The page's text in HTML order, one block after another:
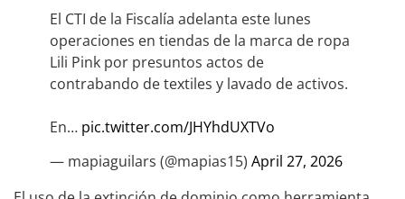
El CTI de la Fiscalía adelanta este lunes
operaciones en tiendas de la marca de ropa
Lili Pink por presuntos actos de
contrabando de textiles y lavado de activos.
En… pic.twitter.com/JHYhdUXTVo
— mapiaguilars (@mapias15) April 27, 2026